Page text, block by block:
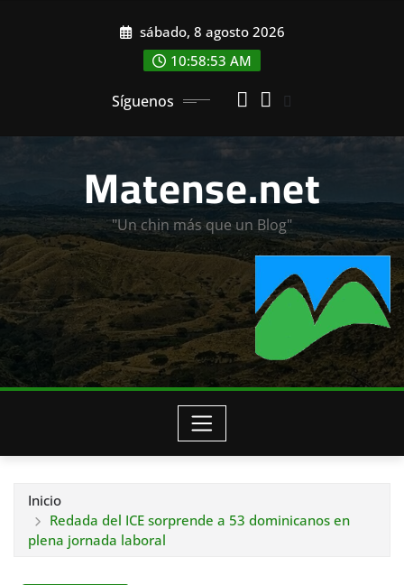
sábado, 8 agosto 2026
10:58:55 AM
Síguenos
Matense.net
"Un chin más que un Blog"
Inicio
Redada del ICE sorprende a 53 dominicanos en
plena jornada laboral